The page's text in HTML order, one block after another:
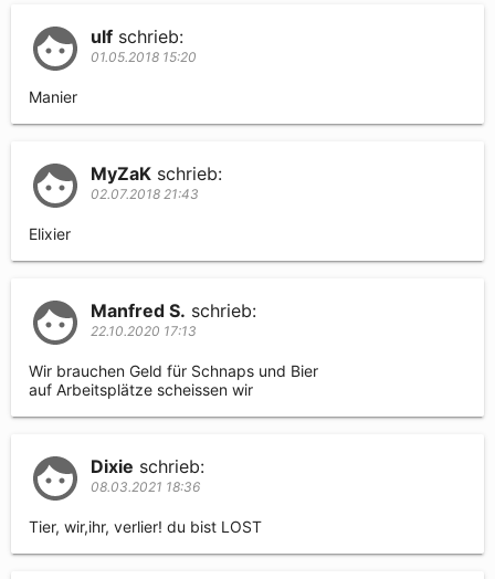
ulf schrieb:
01.05.2018 15:20
Manier
MyZaK schrieb:
02.07.2018 21:43
Manfred S. schrieb:
22.10.2020 17:13
Wir brauchen Geld für Schnaps und Bier
auf Arbeitsplätze scheissen wir
Dixie schrieb:
08.03.2021 18:36
Tier, wir,ihr, verlier! du bist LOST